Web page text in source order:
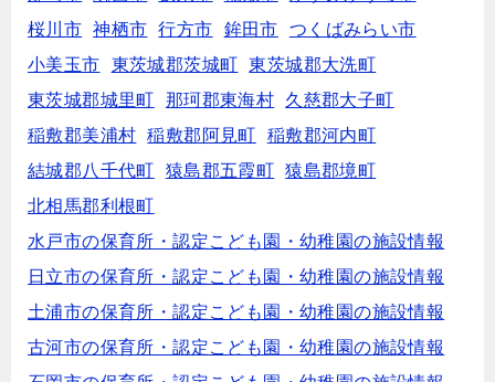
桜川市
神栖市 行方市 鉾田市
つくばみらい市
小美玉市
東茨城郡茨城町
東茨城郡大洗町
東茨城郡城里町
那珂郡東海村
久慈郡大子町
稲敷郡美浦村
稲敷郡阿見町
稲敷郡河内町
結城郡八千代町
猿島郡五霞町
猿島郡境町
北相馬郡利根町
水戸市の保育所・認定こども園・幼稚園の施設情報
日立市の保育所・認定こども園・幼稚園の施設情報
土浦市の保育所・認定こども園・幼稚園の施設情報
古河市の保育所・認定こども園・幼稚園の施設情報